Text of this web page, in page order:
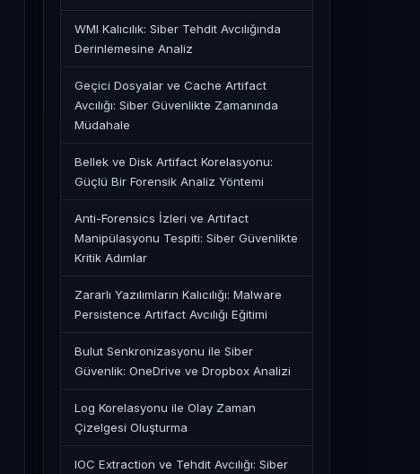
WMI Kalıcılık: Siber Tehdit Avcılığında
Derinlemesine Analiz
Geçici Dosyalar ve Cache Artifact
Avcılığı: Siber Güvenlikte Zamanında
Müdahale
Bellek ve Disk Artifact Korelasyonu:
Güçlü Bir Forensik Analiz Yöntemi
Anti-Forensics İzleri ve Artifact
Manipülasyonu Tespiti: Siber Güvenlikte
Kritik Adımlar
Zararlı Yazılımların Kalıcılığı: Malware
Persistence Artifact Avcılığı Eğitimi
Bulut Senkronizasyonu ile Siber
Güvenlik: OneDrive ve Dropbox Analizi
Log Korelasyonu ile Olay Zaman
Çizelgesi Oluşturma
IOC Extraction ve Tehdit Avcılığı: Siber